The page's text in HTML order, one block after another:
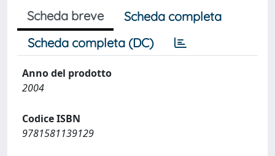
Scheda breve
Scheda completa
Scheda completa (DC)
Anno del prodotto
2004
Codice ISBN
9781581139129